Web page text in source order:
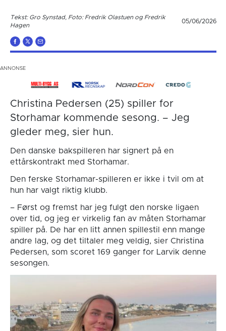
Tekst: Gro Synstad, Foto: Fredrik Olastuen og Fredrik
Hagen
05/06/2026
Christina Pedersen (25) spiller for
Storhamar kommende sesong. – Jeg
gleder meg, sier hun.
Den danske bakspilleren har signert på en
ettårskontrakt med Storhamar.
Den ferske Storhamar-spilleren er ikke i tvil om at
hun har valgt riktig klubb.
– Først og fremst har jeg fulgt den norske ligaen
over tid, og jeg er virkelig fan av måten Storhamar
spiller på. De har en litt annen spillestil enn mange
andre lag, og det tiltaler meg veldig, sier Christina
Pedersen, som scoret 169 ganger for Larvik denne
sesongen.